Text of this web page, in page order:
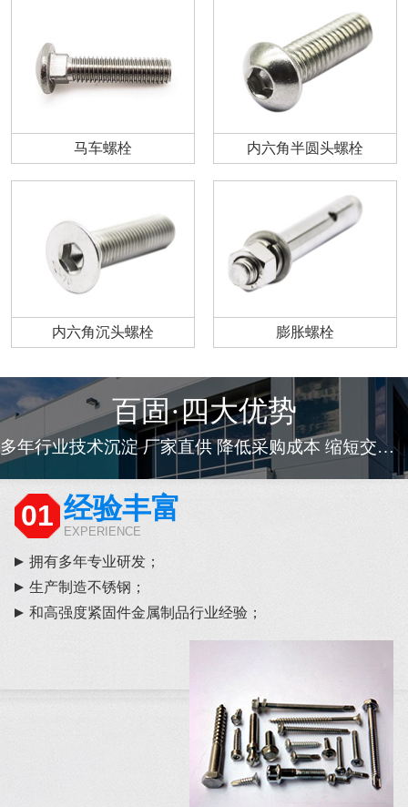
马车螺栓 内六角半圆头螺栓
内六角沉头螺栓 膨胀螺栓
百固·四大优势
多年行业技术沉淀 厂家直供 降低采购成本 缩短交货周期
01 经验丰富
EXPERIENCE
拥有多年专业研发；
生产制造不锈钢；
和高强度紧固件金属制品行业经验；